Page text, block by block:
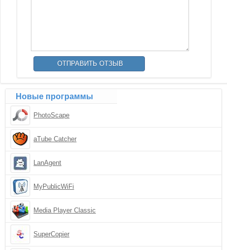
Новые программы
PhotoScape
aTube Catcher
LanAgent
MyPublicWiFi
Media Player Classic
SuperCopier